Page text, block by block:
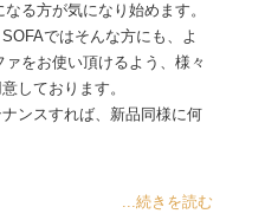
なる方が気になり始めます。
ではそんな方にも、よ
ァをお使い頂けるよう、様々
しております。
ンスすれば、新品同様に何
...続きを読む